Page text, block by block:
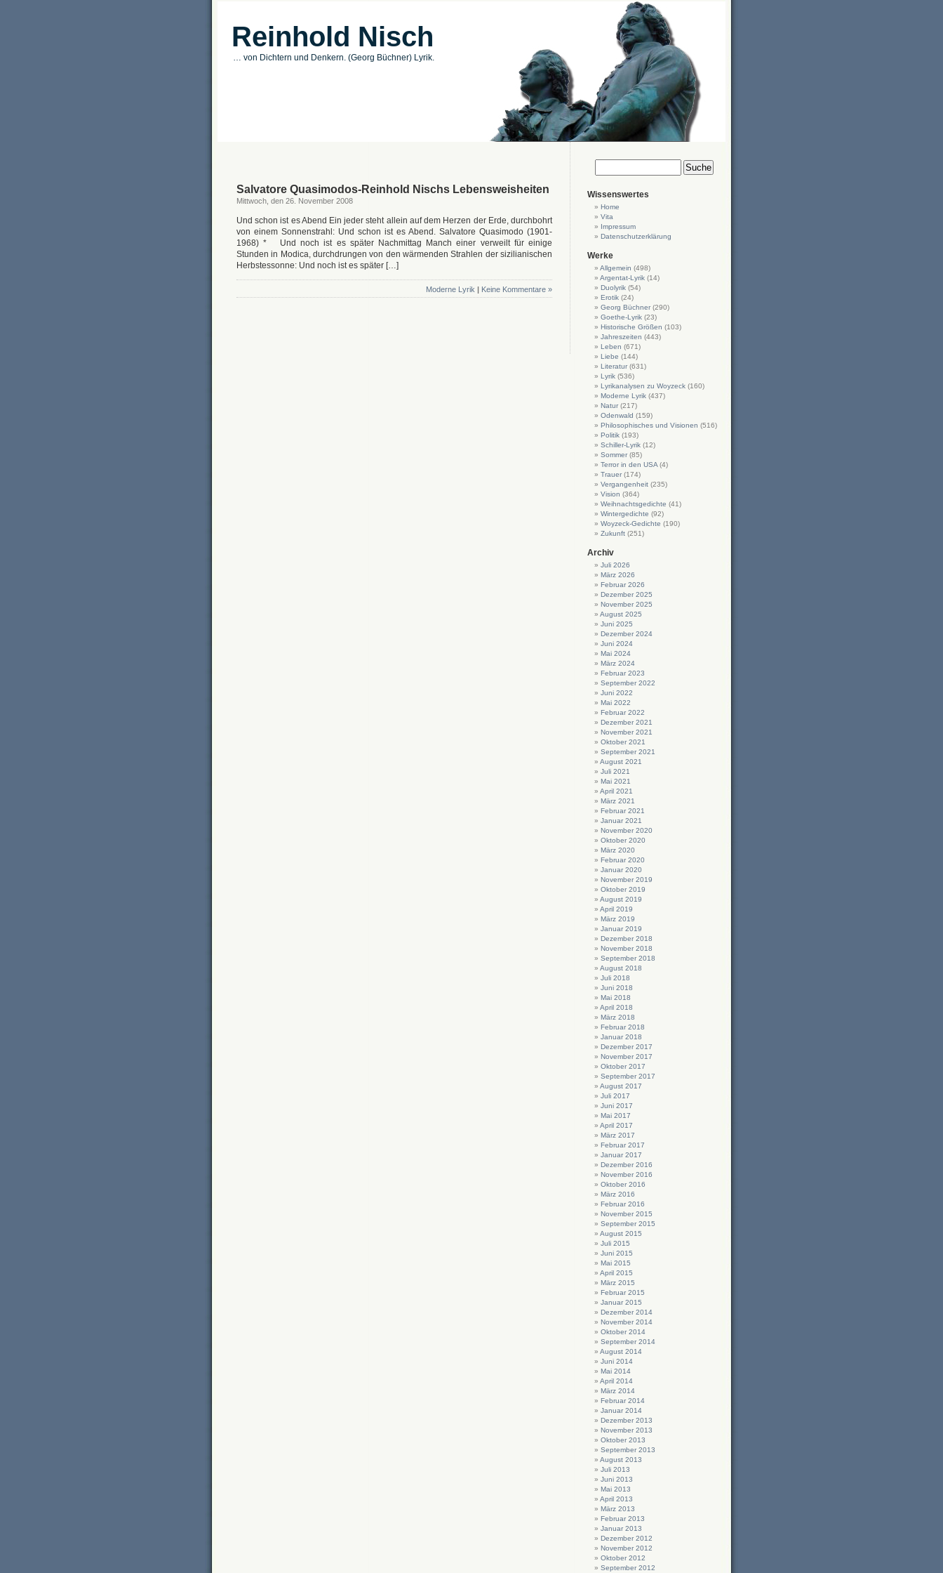
Reinhold Nisch
… von Dichtern und Denkern. (Georg Büchner) Lyrik.
Salvatore Quasimodos-Reinhold Nischs Lebensweisheiten
Mittwoch, den 26. November 2008
Und schon ist es Abend Ein jeder steht allein auf dem Herzen der Erde, durchbohrt
von einem Sonnenstrahl: Und schon ist es Abend. Salvatore Quasimodo (1901-
1968) * Und noch ist es später Nachmittag Manch einer verweilt für einige
Stunden in Modica, durchdrungen von den wärmenden Strahlen der sizilianischen
Herbstessonne: Und noch ist es später […]
Moderne Lyrik | Keine Kommentare »
Wissenswertes
Home
Vita
Impressum
Datenschutzerklärung
Werke
Allgemein (498)
Argentat-Lyrik (14)
Duolyrik (54)
Erotik (24)
Georg Büchner (290)
Goethe-Lyrik (23)
Historische Größen (103)
Jahreszeiten (443)
Leben (671)
Liebe (144)
Literatur (631)
Lyrik (536)
Lyrikanalysen zu Woyzeck (160)
Moderne Lyrik (437)
Natur (217)
Odenwald (159)
Philosophisches und Visionen (516)
Politik (193)
Schiller-Lyrik (12)
Sommer (85)
Terror in den USA (4)
Trauer (174)
Vergangenheit (235)
Vision (364)
Weihnachtsgedichte (41)
Wintergedichte (92)
Woyzeck-Gedichte (190)
Zukunft (251)
Archiv
Juli 2026
März 2026
Februar 2026
Dezember 2025
November 2025
August 2025
Juni 2025
Dezember 2024
Juni 2024
Mai 2024
März 2024
Februar 2023
September 2022
Juni 2022
Mai 2022
Februar 2022
Dezember 2021
November 2021
Oktober 2021
September 2021
August 2021
Juli 2021
Mai 2021
April 2021
März 2021
Februar 2021
Januar 2021
November 2020
Oktober 2020
März 2020
Februar 2020
Januar 2020
November 2019
Oktober 2019
August 2019
April 2019
März 2019
Januar 2019
Dezember 2018
November 2018
September 2018
August 2018
Juli 2018
Juni 2018
Mai 2018
April 2018
März 2018
Februar 2018
Januar 2018
Dezember 2017
November 2017
Oktober 2017
September 2017
August 2017
Juli 2017
Juni 2017
Mai 2017
April 2017
März 2017
Februar 2017
Januar 2017
Dezember 2016
November 2016
Oktober 2016
März 2016
Februar 2016
November 2015
September 2015
August 2015
Juli 2015
Juni 2015
Mai 2015
April 2015
März 2015
Februar 2015
Januar 2015
Dezember 2014
November 2014
Oktober 2014
September 2014
August 2014
Juni 2014
Mai 2014
April 2014
März 2014
Februar 2014
Januar 2014
Dezember 2013
November 2013
Oktober 2013
September 2013
August 2013
Juli 2013
Juni 2013
Mai 2013
April 2013
März 2013
Februar 2013
Januar 2013
Dezember 2012
November 2012
Oktober 2012
September 2012